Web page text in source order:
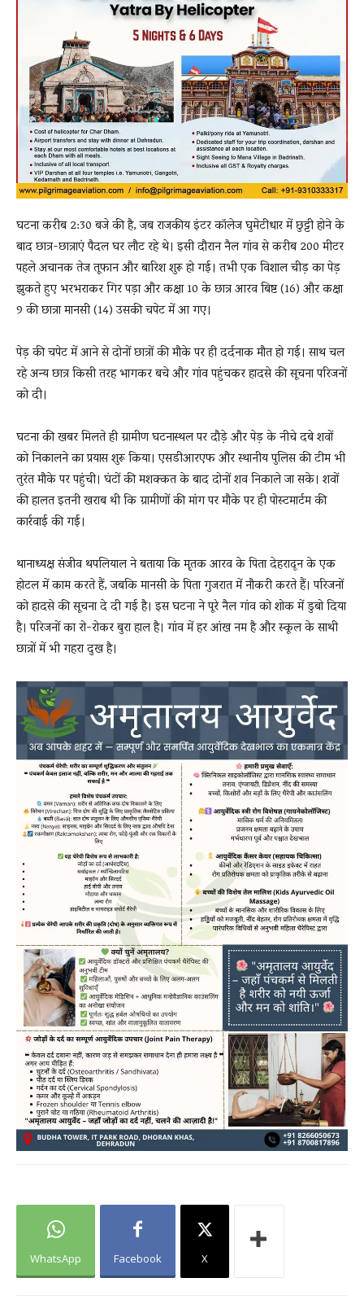
घटना करीब 2:30 बजे की है, जब राजकीय इंटर कॉलेज घुमेटीधार में छुट्टी होने के
बाद छात्र-छात्राएं पैदल घर लौट रहे थे। इसी दौरान नैल गांव से करीब 200 मीटर
पहले अचानक तेज तूफान और बारिश शुरू हो गई। तभी एक विशाल चीड़ का पेड़
झुकते हुए भरभराकर गिर पड़ा और कक्षा 10 के छात्र आरव बिष्ट (16) और कक्षा
9 की छात्रा मानसी (14) उसकी चपेट में आ गए।
पेड़ की चपेट में आने से दोनों छात्रों की मौके पर ही दर्दनाक मौत हो गई। साथ चल
रहे अन्य छात्र किसी तरह भागकर बचे और गांव पहुंचकर हादसे की सूचना परिजनों
को दी।
घटना की खबर मिलते ही ग्रामीण घटनास्थल पर दौड़े और पेड़ के नीचे दबे शवों
को निकालने का प्रयास शुरू किया। एसडीआरएफ और स्थानीय पुलिस की टीम भी
तुरंत मौके पर पहुंची। घंटों की मशक्कत के बाद दोनों शव निकाले जा सके। शवों
की हालत इतनी खराब थी कि ग्रामीणों की मांग पर मौके पर ही पोस्टमार्टम की
कार्रवाई की गई।
थानाध्यक्ष संजीव थपलियाल ने बताया कि मृतक आरव के पिता देहरादून के एक
होटल में काम करते हैं, जबकि मानसी के पिता गुजरात में नौकरी करते हैं। परिजनों
को हादसे की सूचना दे दी गई है। इस घटना ने पूरे नैल गांव को शोक में डुबो दिया
है। परिजनों का रो-रोकर बुरा हाल है। गांव में हर आंख नम है और स्कूल के साथी
छात्रों में भी गहरा दुख है।
WhatsApp Facebook X